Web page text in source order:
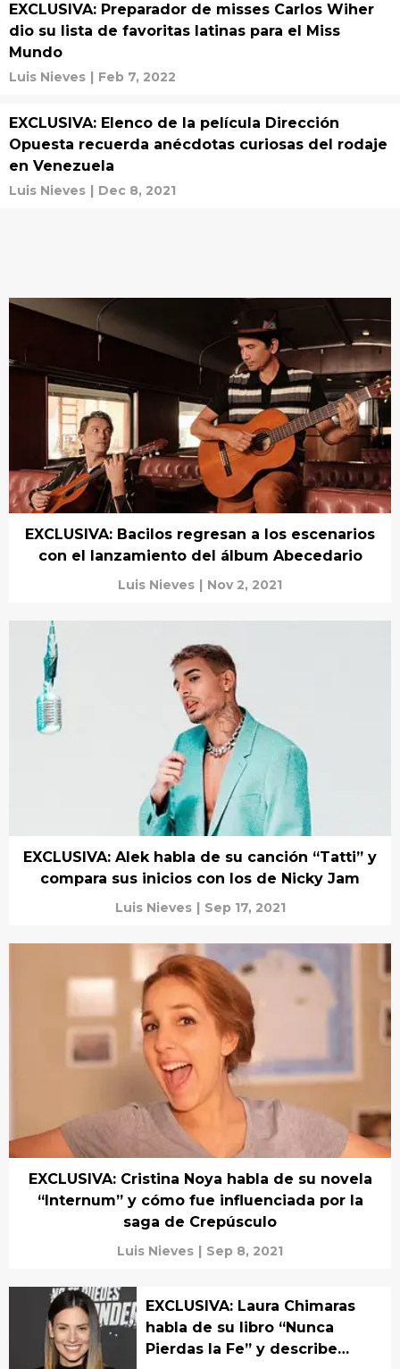
EXCLUSIVA: Preparador de misses Carlos Wiher
dio su lista de favoritas latinas para el Miss
Mundo
Luis Nieves | Feb 7, 2022
EXCLUSIVA: Elenco de la película Dirección
Opuesta recuerda anécdotas curiosas del rodaje
en Venezuela
Luis Nieves | Dec 8, 2021
EXCLUSIVA: Bacilos regresan a los escenarios
con el lanzamiento del álbum Abecedario
Luis Nieves | Nov 2, 2021
EXCLUSIVA: Alek habla de su canción “Tatti” y
compara sus inicios con los de Nicky Jam
Luis Nieves | Sep 17, 2021
EXCLUSIVA: Cristina Noya habla de su novela
“Internum” y cómo fue influenciada por la
saga de Crepúsculo
Luis Nieves | Sep 8, 2021
EXCLUSIVA: Laura Chimaras
habla de su libro “Nunca
Pierdas la Fe” y describe